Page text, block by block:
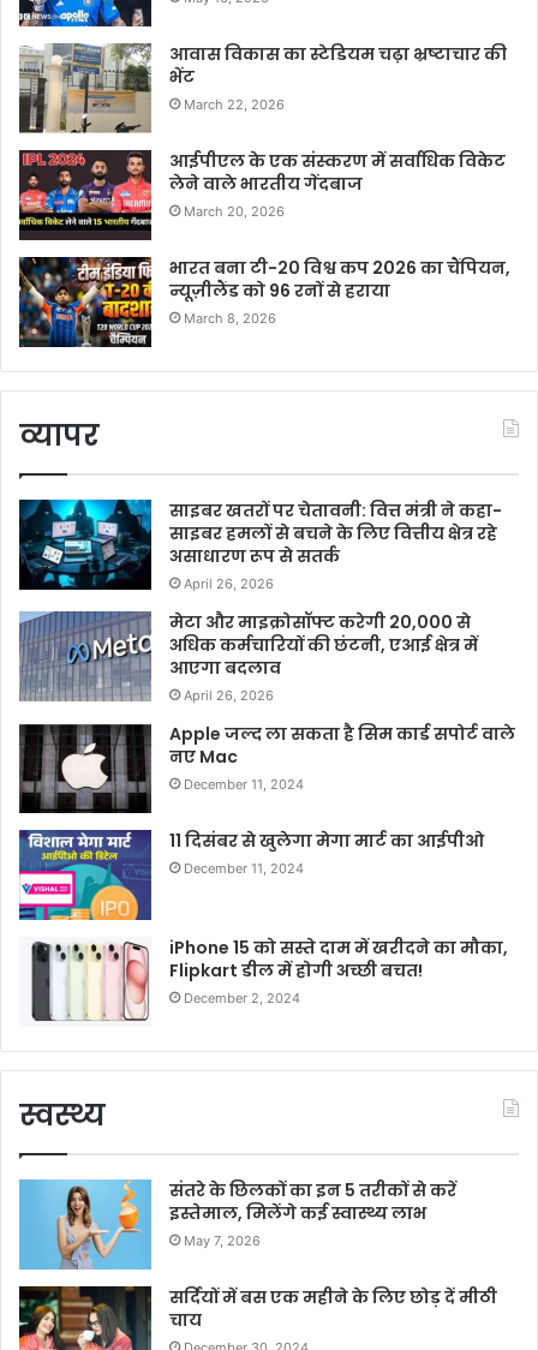
आवास विकास का स्टेडियम चढ़ा भ्रष्टाचार की
भेंट
March 22, 2026
आईपीएल के एक संस्करण में सर्वाधिक विकेट
लेने वाले भारतीय गेंदबाज
March 20, 2026
भारत बना टी-20 विश्व कप 2026 का चैंपियन,
न्यूज़ीलैंड को 96 रनों से हराया
March 8, 2026
व्यापर
साइबर खतरों पर चेतावनी: वित्त मंत्री ने कहा-
साइबर हमलों से बचने के लिए वित्तीय क्षेत्र रहे
असाधारण रूप से सतर्क
April 26, 2026
मेटा और माइक्रोसॉफ्ट करेगी 20,000 से
अधिक कर्मचारियों की छंटनी, एआई क्षेत्र में
आएगा बदलाव
April 26, 2026
Apple जल्द ला सकता है सिम कार्ड सपोर्ट वाले
नए Mac
December 11, 2024
11 दिसंबर से खुलेगा मेगा मार्ट का आईपीओ
December 11, 2024
iPhone 15 को सस्ते दाम में खरीदने का मौका,
Flipkart डील में होगी अच्छी बचत!
December 2, 2024
स्वस्थ्य
संतरे के छिलकों का इन 5 तरीकों से करें
इस्तेमाल, मिलेंगे कई स्वास्थ्य लाभ
May 7, 2026
सर्दियों में बस एक महीने के लिए छोड़ दें मीठी
चाय